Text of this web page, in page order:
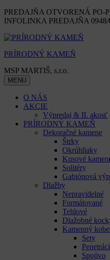
Skip
to
PREDAJŇA OTVORENÁ PO-
INFOLINKA PREDAJŇA 0948/
PRÍRODNÝ KAMEŇ
MSP MARTIŠ, s.r.o.
MENU
O NÁS
AKCIE
Výpredaj & II. akosť
PRÍRODNÝ KAMEŇ
Dekoračné kamene
Štrky
Okrúhliaky
Kusové
Solitéry
Gabiónová
Dlažby
Nepravidelné
Formátované
Tehlové
Dlažobné
Kamenný
Sety
Spojivo